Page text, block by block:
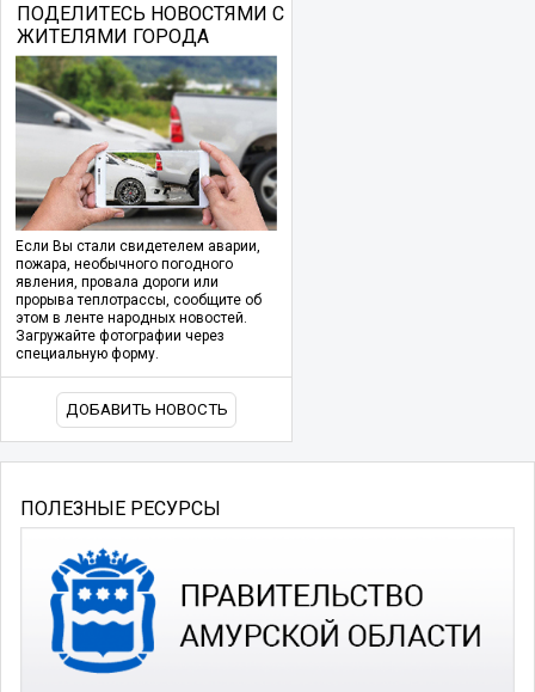
ПОДЕЛИТЕСЬ НОВОСТЯМИ С
ЖИТЕЛЯМИ ГОРОДА
Если Вы стали свидетелем аварии,
пожара, необычного погодного
явления, провала дороги или
прорыва теплотрассы, сообщите об
этом в ленте народных новостей.
Загружайте фотографии через
специальную форму.
ДОБАВИТЬ НОВОСТЬ
ПОЛЕЗНЫЕ РЕСУРСЫ